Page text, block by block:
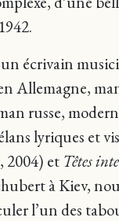
écrivain
Allemagne,
russe,
lyriques et
2004) et Têtes
à Kiev,
l’un des